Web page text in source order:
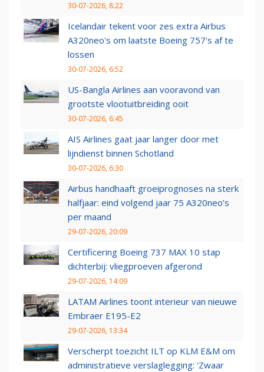
30-07-2026, 8:22
Icelandair tekent voor zes extra Airbus
A320neo's om laatste Boeing 757's af te
lossen
30-07-2026, 6:52
US-Bangla Airlines aan vooravond van
grootste vlootuitbreiding ooit
30-07-2026, 6:45
AIS Airlines gaat jaar langer door met
lijndienst binnen Schotland
30-07-2026, 6:30
Airbus handhaaft groeiprognoses na sterk
halfjaar: eind volgend jaar 75 A320neo’s
per maand
29-07-2026, 20:09
Certificering Boeing 737 MAX 10 stap
dichterbij: vliegproeven afgerond
29-07-2026, 14:09
LATAM Airlines toont interieur van nieuwe
Embraer E195-E2
29-07-2026, 13:34
Verscherpt toezicht ILT op KLM E&M om
administratieve verslaglegging: ‘Zwaar